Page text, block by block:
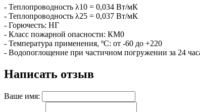
- Теплопроводность λ10 = 0,034 Вт/мК
- Теплопроводность λ25 = 0,037 Вт/мК
- Горючесть: НГ
- Класс пожарной опасности: КМ0
- Температура применения, ºС: от -60 до +220
- Водопоглощение при частичном погружении за 24
Написать отзыв
Ваше имя: